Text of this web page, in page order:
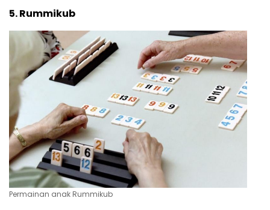
5. Rummikub
Permainan anak Rummikub